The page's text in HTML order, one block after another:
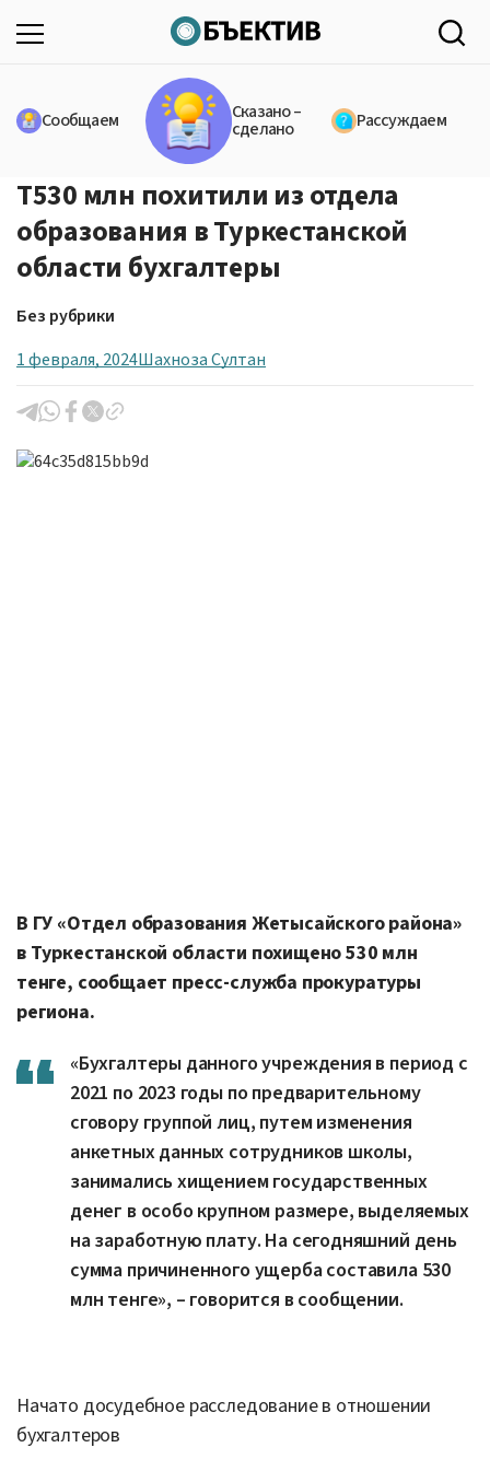
Сообщаем Сказано –
сделано Рассуждаем
Т530 млн похитили из отдела
образования в Туркестанской
области бухгалтеры
Без рубрики
1 февраля, 2024Шахноза Султан
В ГУ «Отдел образования Жетысайского района»
в Туркестанской области похищено 530 млн
тенге, сообщает пресс-служба прокуратуры
региона.
«Бухгалтеры данного учреждения в период с
2021 по 2023 годы по предварительному
сговору группой лиц, путем изменения
анкетных данных сотрудников школы,
занимались хищением государственных
денег в особо крупном размере, выделяемых
на заработную плату. На сегодняшний день
сумма причиненного ущерба составила 530
млн тенге», – говорится в сообщении.
Начато досудебное расследование в отношении
бухгалтеров